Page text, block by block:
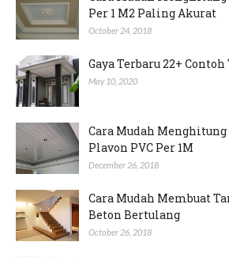
Per 1 M2 Paling Akurat
October 24, 2018
Gaya Terbaru 22+
May 10, 2020
Cara Mudah
Plavon PVC Per 1M
December 26, 2018
Cara Mudah Membuat
Beton Bertulang
October 26, 2018